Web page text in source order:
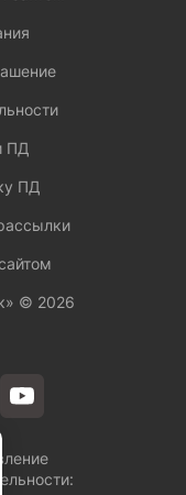
ПД
ПД
© 2026